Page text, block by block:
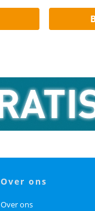
over ons
Over ons